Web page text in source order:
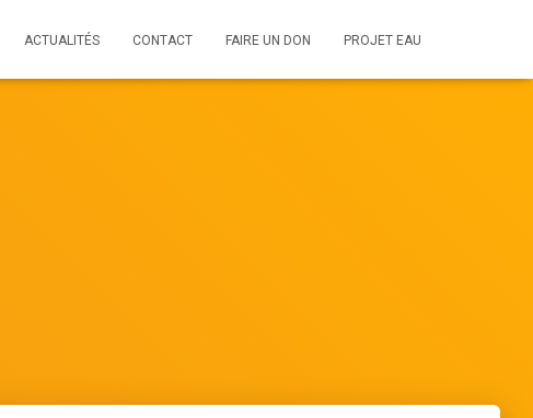
ACTUALITÉS CONTACT FAIRE UN DON PROJET EAU